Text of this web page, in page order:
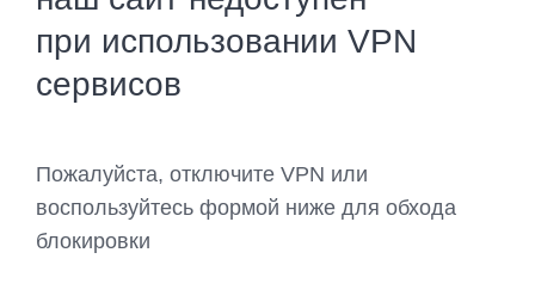
при использовании VPN
сервисов
Пожалуйста, отключите VPN или
воспользуйтесь формой ниже для обхода
блокировки